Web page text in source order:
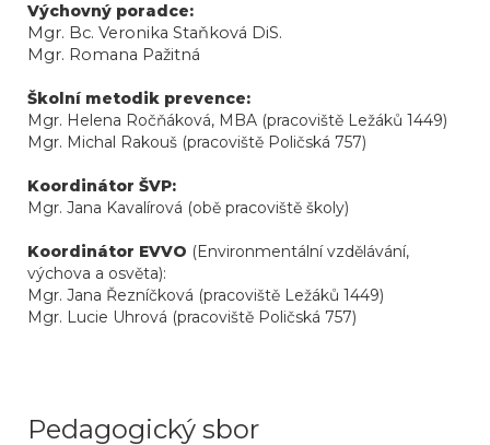
Výchovný poradce:
Mgr. Bc. Veronika Staňková DiS.
Mgr. Romana Pažitná
Školní metodik prevence:
Mgr. Helena Ročňáková, MBA (pracoviště Ležáků 1449)
Mgr. Michal Rakouš (pracoviště Poličská 757)
Koordinátor ŠVP:
Mgr. Jana Kavalírová (obě pracoviště školy)
Koordinátor EVVO (Environmentální vzdělávání,
výchova a osvěta):
Mgr. Jana Řezníčková (pracoviště Ležáků 1449)
Mgr. Lucie Uhrová (pracoviště Poličská 757)
Pedagogický sbor